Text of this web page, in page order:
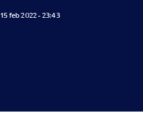
15 feb 2022 - 23:43